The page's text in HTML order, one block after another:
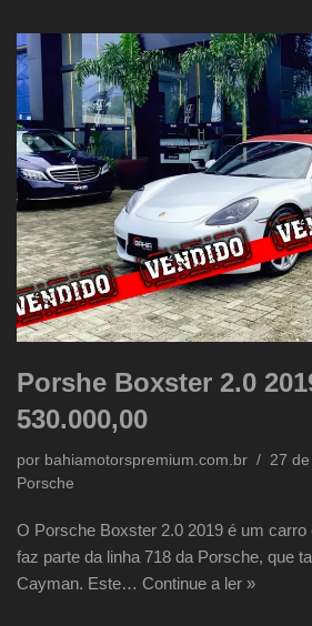
Porshe Boxster 2.0
530.000,00
por bahiamotorspremium.com.br
27
Porsche
O Porsche Boxster 2.0 2019 é um carro
faz parte da linha 718 da Porsche, que
Cayman. Este… Continue a ler »